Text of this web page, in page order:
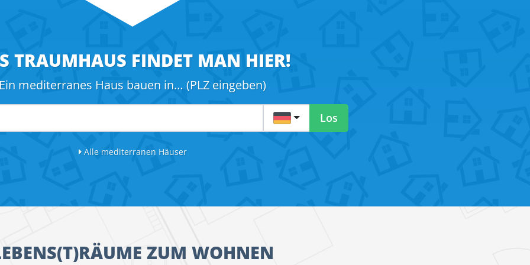
TRAUMHAUS FINDET MAN HIER!
mediterranes Haus bauen in… (PLZ eingeben)
DE Los
Alle mediterranen Häuser
ZUM WOHNEN